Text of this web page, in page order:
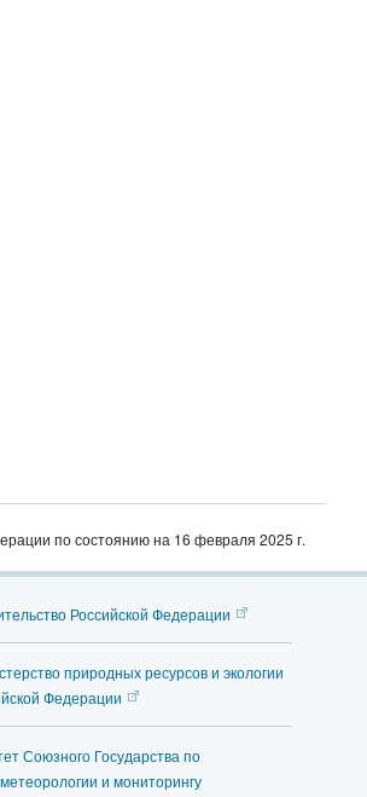
по состоянию на 16 февраля 2025 г.
Российской Федерации
природных ресурсов и экологии
Федерации
Союзного Государства по
и мониторингу